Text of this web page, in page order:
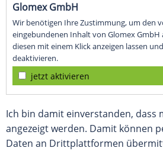
Glomex GmbH
Wir benötigen Ihre Zustimmung, um den
eingebundenen Inhalt von Glomex GmbH
diesen mit einem Klick anzeigen lassen
deaktivieren.
jetzt aktivieren
Ich bin damit einverstanden, dass
angezeigt werden. Damit können
Daten an Drittplattformen